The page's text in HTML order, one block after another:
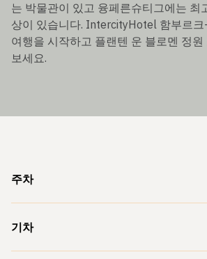
는 박물관이 있고 융페른슈티그에는 최
상이 있습니다. IntercityHotel 함부르크
여행을 시작하고 플랜텐 운 블로멘 정
보세요.
주차
기차